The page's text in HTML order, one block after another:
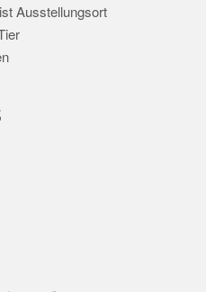
Ausstellungsort